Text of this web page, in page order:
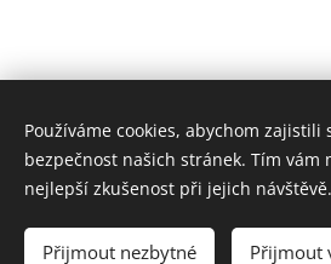
© 2023 Všechna práva
CZK Kč
EUR
Používáme cookies, abychom zajistili
bezpečnost našich stránek. Tím vám
nejlepší zkušenost při jejich návštěvě.
Přijmout nezbytné Přijmout